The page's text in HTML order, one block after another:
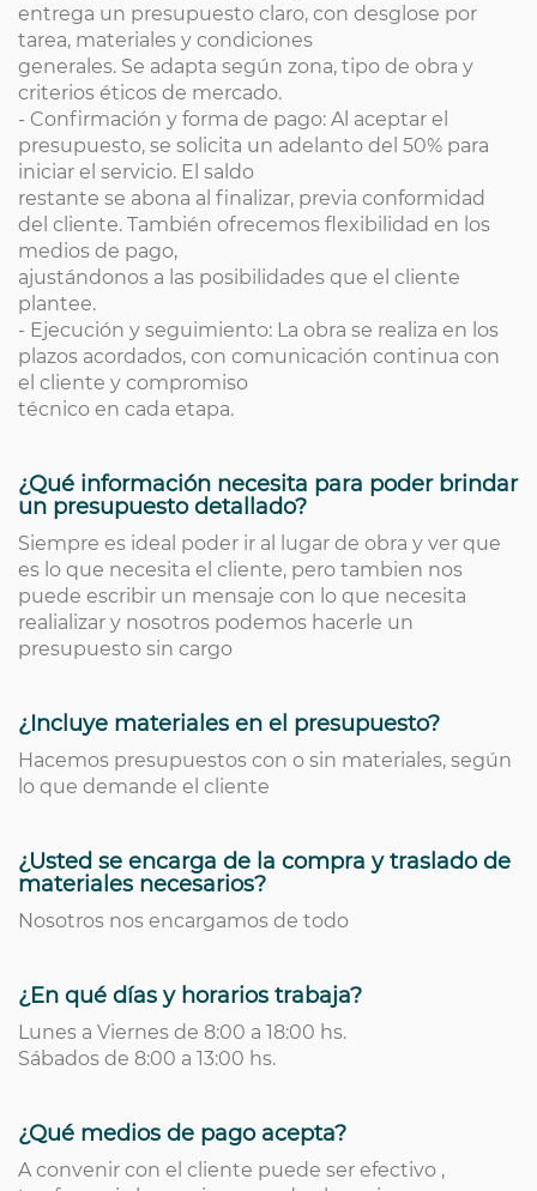
entrega un presupuesto claro, con desglose por
tarea, materiales y condiciones
generales. Se adapta según zona, tipo de obra y
criterios éticos de mercado.
- Confirmación y forma de pago: Al aceptar el
presupuesto, se solicita un adelanto del 50% para
iniciar el servicio. El saldo
restante se abona al finalizar, previa conformidad
del cliente. También ofrecemos flexibilidad en los
medios de pago,
ajustándonos a las posibilidades que el cliente
plantee.
- Ejecución y seguimiento: La obra se realiza en los
plazos acordados, con comunicación continua con
el cliente y compromiso
técnico en cada etapa.
¿Qué información necesita para poder brindar
un presupuesto detallado?
Siempre es ideal poder ir al lugar de obra y ver que
es lo que necesita el cliente, pero tambien nos
puede escribir un mensaje con lo que necesita
realializar y nosotros podemos hacerle un
presupuesto sin cargo
¿Incluye materiales en el presupuesto?
Hacemos presupuestos con o sin materiales, según
lo que demande el cliente
¿Usted se encarga de la compra y traslado de
materiales necesarios?
Nosotros nos encargamos de todo
¿En qué días y horarios trabaja?
Lunes a Viernes de 8:00 a 18:00 hs.
Sábados de 8:00 a 13:00 hs.
¿Qué medios de pago acepta?
A convenir con el cliente puede ser efectivo ,